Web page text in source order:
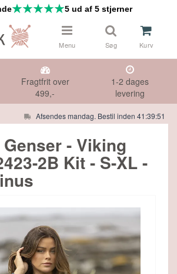
5 ud af 5 stjerner
Menu Søg Kurv
Fragtfrit over
499,-
1-2 dages
levering
Afsendes mandag. Bestil inden 41:39:50
nogle af disse produkter
din interesse?
- Viking
2B Kit - S-XL -